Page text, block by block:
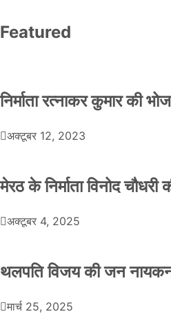
Featured
निर्माता रत्नाकर कुमार की
अक्टूबर 12, 2023
मेरठ के निर्माता विनोद
अक्टूबर 4, 2025
थलपति विजय की जन
मार्च 25, 2025